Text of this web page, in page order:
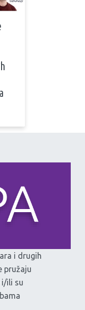
i drugih
pružaju
i/ili su